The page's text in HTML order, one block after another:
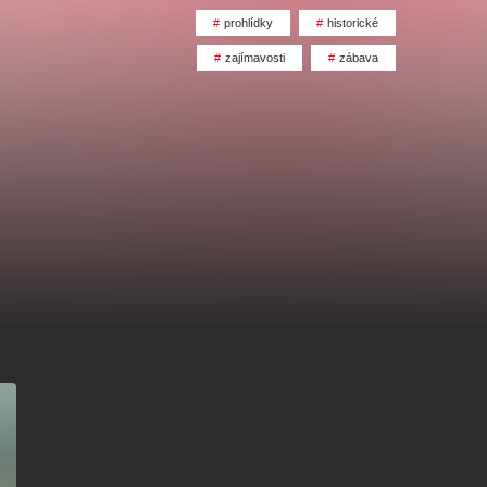
prohlídky historické
zajímavosti zábava